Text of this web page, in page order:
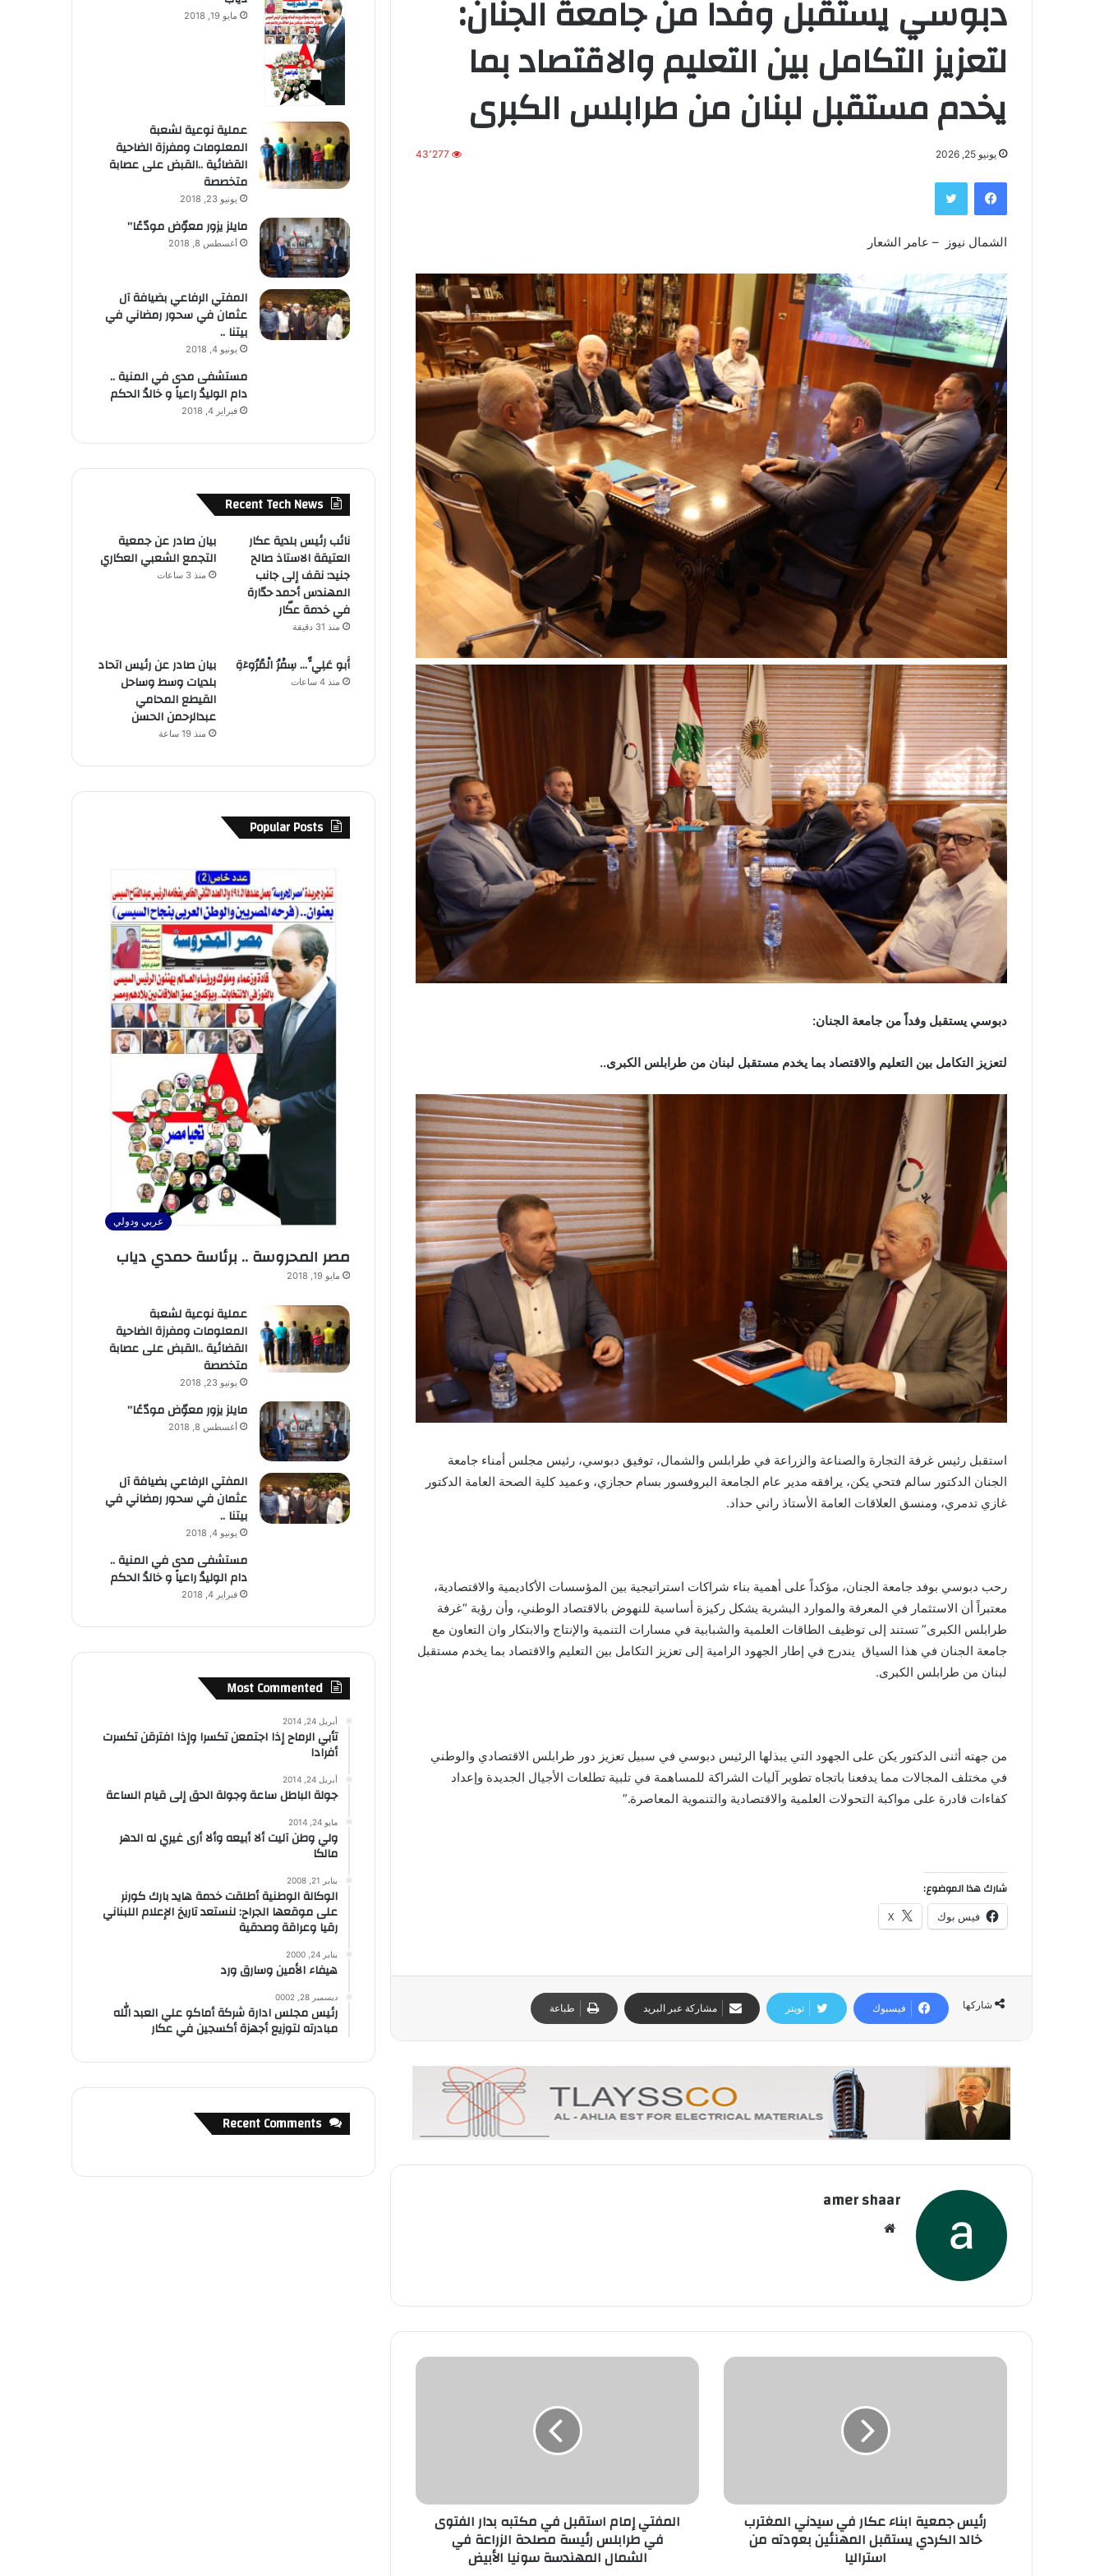
دبوسي يستقبل وفداً من جامعة الجنان:
لتعزيز التكامل بين التعليم والاقتصاد بما
يخدم مستقبل لبنان من طرابلس الكبرى
يونيو 25, 2026 43٬277
فيسبوك تويتر
الشمال نيوز – عامر الشعار
دبوسي يستقبل وفداً من جامعة الجنان:
لتعزيز التكامل بين التعليم والاقتصاد بما يخدم مستقبل لبنان من طرابلس الكبرى..
استقبل رئيس غرفة التجارة والصناعة والزراعة في طرابلس والشمال، توفيق دبوسي، رئيس مجلس أمناء جامعة
الجنان الدكتور سالم فتحي يكن، يرافقه مدير عام الجامعة البروفسور بسام حجازي، وعميد كلية الصحة العامة الدكتور
غازي تدمري، ومنسق العلاقات العامة الأستاذ راني حداد.
رحب دبوسي بوفد جامعة الجنان، مؤكداً على أهمية بناء شراكات استراتيجية بين المؤسسات الأكاديمية والاقتصادية،
معتبراً أن الاستثمار في المعرفة والموارد البشرية يشكل ركيزة أساسية للنهوض بالاقتصاد الوطني، وأن رؤية “غرفة
طرابلس الكبرى” تستند إلى توظيف الطاقات العلمية والشبابية في مسارات التنمية والإنتاج والابتكار وان التعاون مع
جامعة الجنان في هذا السياق يندرج في إطار الجهود الرامية إلى تعزيز التكامل بين التعليم والاقتصاد بما يخدم مستقبل
لبنان من طرابلس الكبرى.
من جهته أثنى الدكتور يكن على الجهود التي يبذلها الرئيس دبوسي في سبيل تعزيز دور طرابلس الاقتصادي والوطني
في مختلف المجالات مما يدفعنا باتجاه تطوير آليات الشراكة للمساهمة في تلبية تطلعات الأجيال الجديدة وإعداد
كفاءات قادرة على مواكبة التحولات العلمية والاقتصادية والتنموية المعاصرة.”
شارك هذا الموضوع:
فيس بوك X
شاركها فيسبوك تويتر مشاركة عبر البريد طباعة
amer shaar
رئيس جمعية ابناء عكار في سيدني المغترب
خالد الكردي يستقبل المهنئين بعودته من
استراليا
المفتي إمام استقبل في مكتبه بدار الفتوى
في طرابلس رئيسة مصلحة الزراعة في
الشمال المهندسة سونيا الأبيض
مايو 19, 2018
عملية نوعية لشعبة
المعلومات ومفرزة الضاحية
القضائية ..القبض على عصابة
متخصصة
يونيو 23, 2018
مايلز يزور معوّض مودّعًا”
أغسطس 8, 2018
المفتي الرفاعي بضيافة آل
عثمان في سحور رمضاني في
بيتنا ..
يونيو 4, 2018
مستشفى مدى في المنية ..
دام الوليدُ راعياً و خالدُ الحكم
فبراير 4, 2018
Recent Tech News
نائب رئيس بلدية عكار
العتيقة الاستاذ صالح
جنيد: نقف إلى جانب
المهندس أحمد حدّارة
في خدمة عكّار
منذ 31 دقيقة
بيان صادر عن جمعية
التجمع الشعبي العكاري
منذ 3 ساعات
أَبو عَلِيٍّ… سِفْرُ الْمُرُوءَةِ
منذ 4 ساعات
بيان صادر عن رئيس اتحاد
بلديات وسط وساحل
القيطع المحامي
عبدالرحمن الحسن
منذ 19 ساعة
Popular Posts
عربي ودولي
مصر المحروسة .. برئاسة حمدي دياب
مايو 19, 2018
عملية نوعية لشعبة
المعلومات ومفرزة الضاحية
القضائية ..القبض على عصابة
متخصصة
يونيو 23, 2018
مايلز يزور معوّض مودّعًا”
أغسطس 8, 2018
المفتي الرفاعي بضيافة آل
عثمان في سحور رمضاني في
بيتنا ..
يونيو 4, 2018
مستشفى مدى في المنية ..
دام الوليدُ راعياً و خالدُ الحكم
فبراير 4, 2018
Most Commented
أبريل 24, 2014
تأبي الرماح إذا اجتمعن تكسرا وإذا افترقن تكسرت
أفرادا
أبريل 24, 2014
جولة الباطل ساعة وجولة الحق إلى قيام الساعة
مايو 24, 2014
ولي وطن آليت ألا أبيعه وألا أرى غيري له الدهر
مالكا
يناير 21, 2008
الوكالة الوطنية أطلقت خدمة هايد بارك كورنر
على موقعها الجراح: لنستعد تاريخ الإعلام اللبناني
رقيا وعراقة وصدقية
يناير 24, 2000
هيفاء الأمين وسارق ورد
ديسمبر 28, 0002
رئيس مجلس ادارة شركة أماكو علي العبد الله
مبادرته لتوزيع أجهزة أكسجين في عكار
Recent Comments